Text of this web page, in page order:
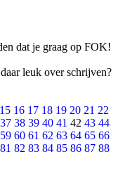
dat je graag op FOK!
leuk over schrijven?
15 16 17 18 19 20 21 22
37 38 39 40 41 42 43 44
59 60 61 62 63 64 65 66
81 82 83 84 85 86 87 88